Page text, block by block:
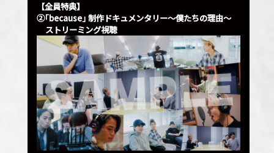
【全員特典】
②｢because｣ 制作ドキュメンタリー～僕たちの理由～
ストリーミング視聴